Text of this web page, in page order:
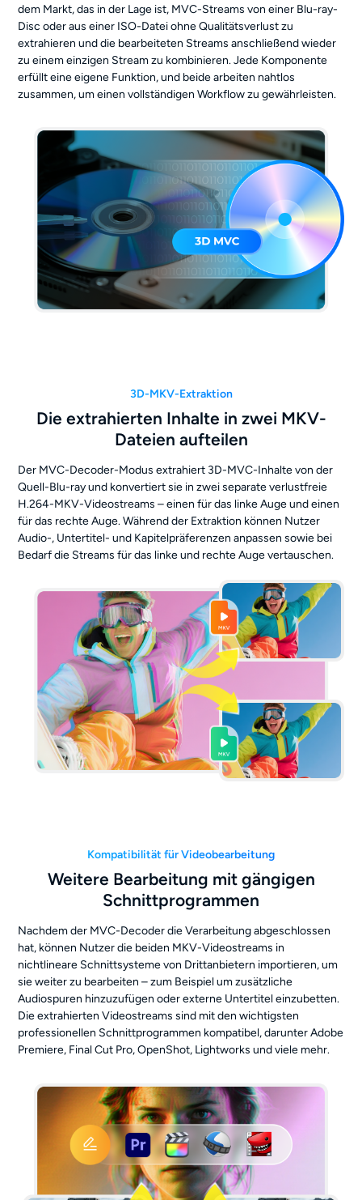
dem Markt, das in der Lage ist, MVC-Streams von einer Blu-ray-
Disc oder aus einer ISO-Datei ohne Qualitätsverlust zu
extrahieren und die bearbeiteten Streams anschließend wieder
zu einem einzigen Stream zu kombinieren. Jede Komponente
erfüllt eine eigene Funktion, und beide arbeiten nahtlos
zusammen, um einen vollständigen Workflow zu gewährleisten.
3D-MKV-Extraktion
Die extrahierten Inhalte in zwei MKV-
Dateien aufteilen
Der MVC-Decoder-Modus extrahiert 3D-MVC-Inhalte von der
Quell-Blu-ray und konvertiert sie in zwei separate verlustfreie
H.264-MKV-Videostreams – einen für das linke Auge und einen
für das rechte Auge. Während der Extraktion können Nutzer
Audio-, Untertitel- und Kapitelpräferenzen anpassen sowie bei
Bedarf die Streams für das linke und rechte Auge vertauschen.
Kompatibilität für Videobearbeitung
Weitere Bearbeitung mit gängigen
Schnittprogrammen
Nachdem der MVC-Decoder die Verarbeitung abgeschlossen
hat, können Nutzer die beiden MKV-Videostreams in
nichtlineare Schnittsysteme von Drittanbietern importieren, um
sie weiter zu bearbeiten – zum Beispiel um zusätzliche
Audiospuren hinzuzufügen oder externe Untertitel einzubetten.
Die extrahierten Videostreams sind mit den wichtigsten
professionellen Schnittprogrammen kompatibel, darunter Adobe
Premiere, Final Cut Pro, OpenShot, Lightworks und viele mehr.